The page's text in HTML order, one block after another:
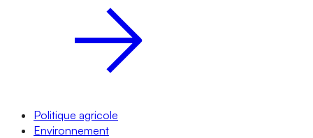
Politique agricole
Environnement